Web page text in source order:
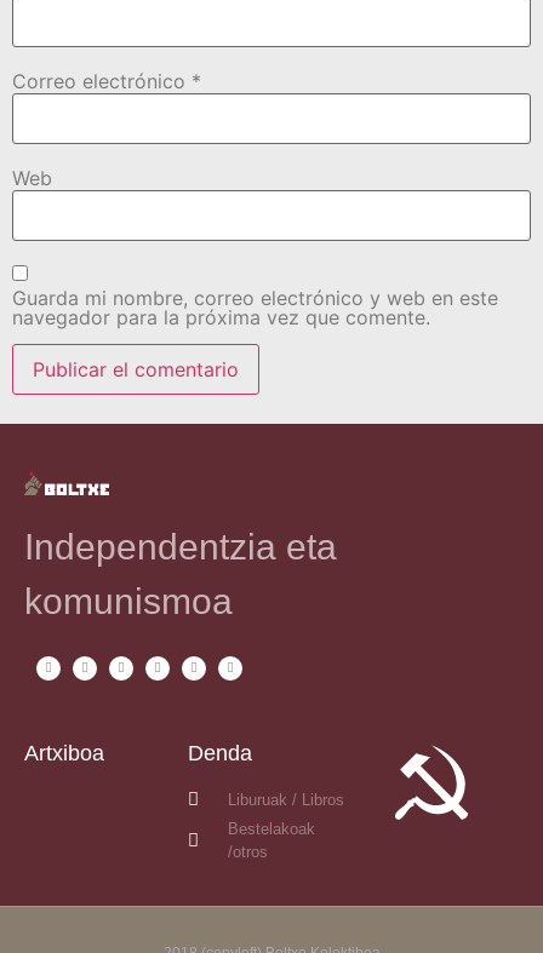
Correo electrónico *
Web
Guarda mi nombre, correo electrónico y web en este
navegador para la próxima vez que comente.
Independentzia eta
komunismoa
Artxiboa Denda
Liburuak / Libros
Bestelakoak
/otros